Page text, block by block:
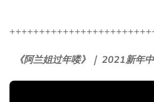
《阿兰姐过年喽》｜ 2021新年